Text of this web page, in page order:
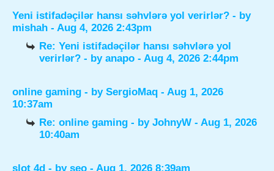
Yeni istifadəçilər hansı səhvlərə yol verirlər? - by
mishah - Aug 4, 2026 2:43pm
Re: Yeni istifadəçilər hansı səhvlərə yol
verirlər? - byanapo - Aug 4, 2026 2:44pm
online gaming - by SergioMaq - Aug 1, 2026
10:37am
Re: online gaming - byJohnyW - Aug 1, 2026
10:40am
slot 4d - by seo - Aug 1, 2026 8:39am